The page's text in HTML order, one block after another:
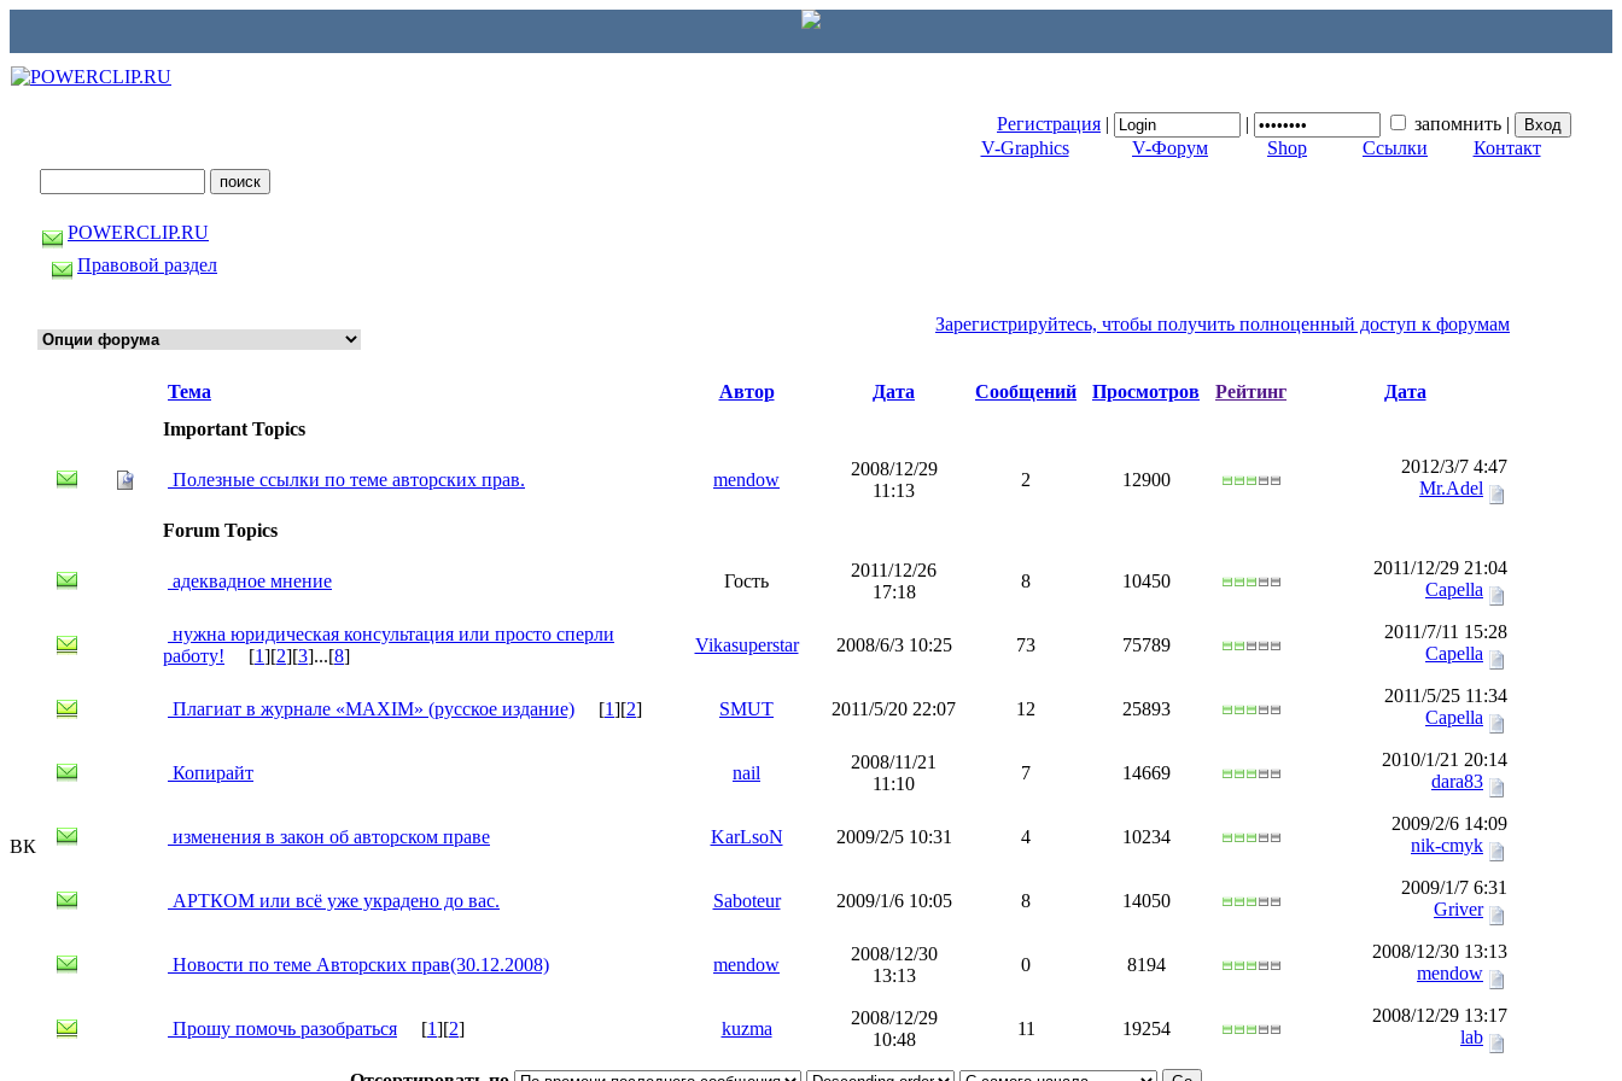
Регистрация | | запомнить |
V-Graphics
V-Форум Shop Ссылки Контакт
ВК
POWERCLIP.RU
Правовой раздел
Зарегистрируйтесь, чтобы получить полноценный доступ к форумам
Тема Автор Дата Сообщений Просмотров Рейтинг
Дата
Important Topics
Полезные ссылки по теме авторских прав. mendow
2008/12/29
11:13
2 12900
2012/3/7 4:47
Mr.Adel
Forum Topics
адеквадное мнение Гость
2011/12/26
17:18
8 10450
2011/12/29 21:04
Capella
нужна юридическая консультация или просто сперли
работу!
[1][2][3]...[8]
Vikasuperstar 2008/6/3 10:25 73 75789
2011/7/11 15:28
Capella
Плагиат в журнале «MAXIM» (русское издание) [1][2] SMUT 2011/5/20 22:07 12 25893
2011/5/25 11:34
Capella
Копирайт nail
2008/11/21
11:10
7 14669
2010/1/21 20:14
dara83
изменения в закон об авторском праве KarLsoN 2009/2/5 10:31 4 10234
2009/2/6 14:09
nik-cmyk
АРТКОМ или всё уже украдено до вас. Saboteur 2009/1/6 10:05 8 14050
2009/1/7 6:31
Griver
Новости по теме Авторских прав(30.12.2008) mendow
2008/12/30
13:13
0 8194
2008/12/30 13:13
mendow
Прошу помочь разобраться [1][2] kuzma
2008/12/29
10:48
11 19254
2008/12/29 13:17
lab